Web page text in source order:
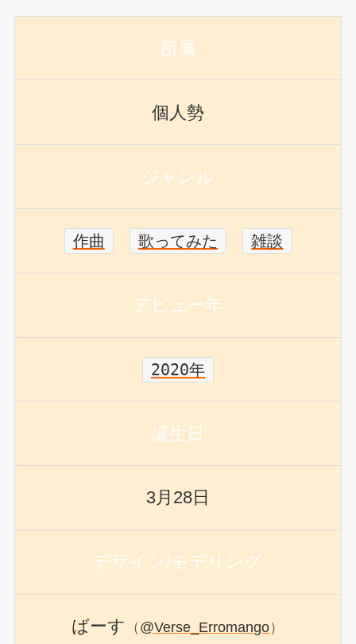
所属
個人勢
ジャンル
作曲 歌ってみた 雑談
デビュー年
2020年
誕生日
3月28日
デザイン/モデリング
ばーす （ @Verse_Erromango）